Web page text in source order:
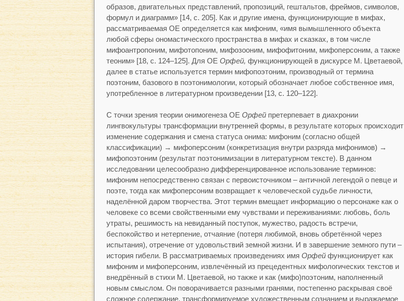
образов, двигательных представлений, пропозиций, гештальтов, фреймов, символов,
формул и диаграмм» [14, с. 205]. Как и другие имена, функционирующие в мифах,
рассматриваемая ОЕ определяется как мифоним, «имя вымышленного объекта
любой сферы ономастического пространства в мифах и сказках, в том числе
мифоантропоним, мифотопоним, мифозооним, мифофитоним, мифоперсоним, а также
теоним» [18, с. 124–125]. Для ОЕ Орфей, функционирующей в дискурсе М. Цветаевой,
далее в статье используется термин мифопоэтоним, производный от термина
поэтоним, базового в поэтонимологии, который обозначает любое собственное имя,
употребленное в литературном произведении [13, с. 120–122].
С точки зрения теории онимогенеза ОЕ Орфейпретерпевает в диахронии
лингвокультуры трансформации внутренней формы, в результате которых происходит
изменение содержания и смена статуса онима: мифоним (согласно общей
классификации) → мифоперсоним (конкретизация внутри разряда мифонимов) →
мифопоэтоним (результат поэтонимизации в литературном тексте). В данном
исследовании целесообразно дифференцированное использование терминов:
мифоним непосредственно связан с первоисточником – античной легендой о певце и
поэте, тогда как мифоперсоним возвращает к человеческой судьбе личности,
наделённой даром творчества. Этот термин вмещает информацию о персонаже как о
человеке со всеми свойственными ему чувствами и переживаниями: любовь, боль
утраты, решимость на невиданный поступок, мужество, радость встречи,
беспокойство и нетерпение, отчаяние (потеря любимой, вновь обретённой через
испытания), отречение от удовольствий земной жизни. И в завершение земного пути –
история гибели. В рассматриваемых произведениях имя Орфейфункционирует как
мифоним и мифоперсоним, извлечённый из прецедентных мифологических текстов и
внедрённый в стихи М. Цветаевой, но также и как (мифо)поэтоним, наполненный
новым смыслом. Он поворачивается разными гранями, постепенно раскрывая своё
сложное содержание, трансформируемое художественным сознанием и выражаемое